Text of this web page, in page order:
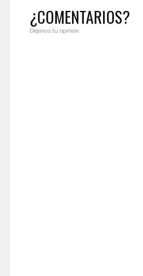
¿COMENTARIOS?
Déjanos tu opinión.